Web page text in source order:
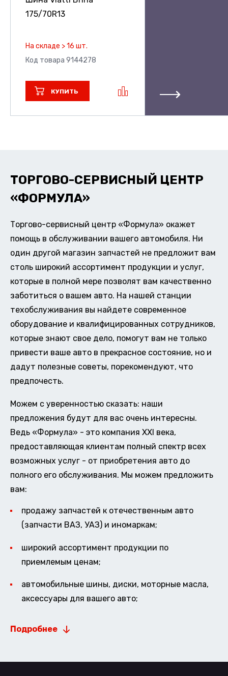
175/70R13
На складе > 16 шт.
Код товара 9144278
КУПИТЬ
ТОРГОВО-СЕРВИСНЫЙ ЦЕНТР
«ФОРМУЛА»
Торгово-сервисный центр «Формула» окажет
помощь в обслуживании вашего автомобиля. Ни
один другой магазин запчастей не предложит вам
столь широкий ассортимент продукции и услуг,
которые в полной мере позволят вам качественно
заботиться о вашем авто. На нашей станции
техобслуживания вы найдете современное
оборудование и квалифицированных сотрудников,
которые знают свое дело, помогут вам не только
привести ваше авто в прекрасное состояние, но и
дадут полезные советы, порекомендуют, что
предпочесть.
Можем с уверенностью сказать: наши
предложения будут для вас очень интересны.
Ведь «Формула» - это компания XXI века,
предоставляющая клиентам полный спектр всех
возможных услуг - от приобретения авто до
полного его обслуживания. Мы можем предложить
вам:
продажу запчастей к отечественным авто
(запчасти ВАЗ, УАЗ) и иномаркам;
широкий ассортимент продукции по
приемлемым ценам;
автомобильные шины, диски, моторные масла,
аксессуары для вашего авто;
Подробнее